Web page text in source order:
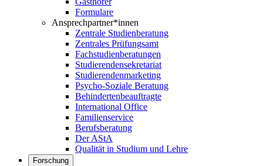
Formulare
Ansprechpartner*innen
Zentrale Studienberatung
Zentrales Prüfungsamt
Fachstudienberatungen
Studierendensekretariat
Studierendenmarketing
Psycho-Soziale Beratung
Behindertenbeauftragte
International Office
Familienservice
Berufsberatung
Der AStA
Qualität in Studium und Lehre
Forschung